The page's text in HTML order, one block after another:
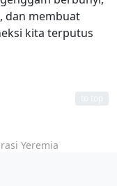
dan membuat
kita terputus
Yeremia